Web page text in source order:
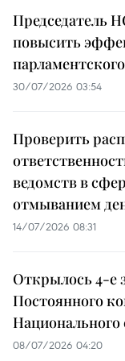
Председатель
повысить
30/07/2026 03:54
Проверить
ведомств в
отмыванием
14/07/2026 08:31
Открылось 4-е
Постоянного
Национального
08/07/2026 04:20